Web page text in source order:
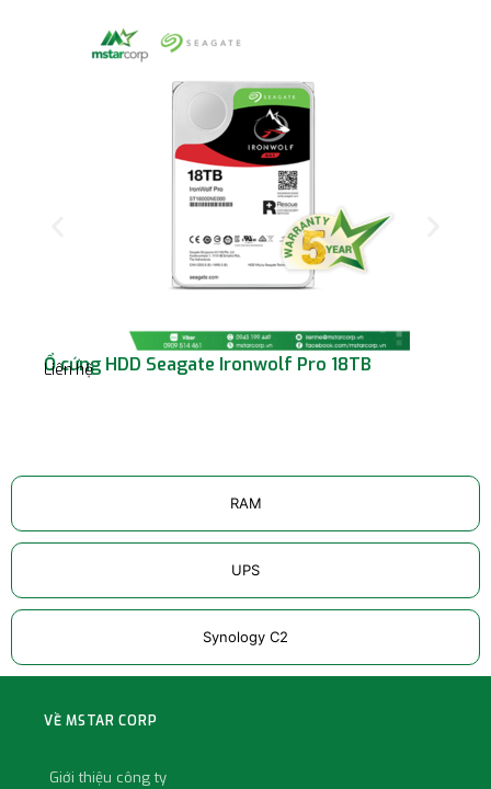
RAM
UPS
Synology C2
Ổ cứng HDD Seagate Ironwolf Pro 18TB
Liên hệ
VỀ MSTAR CORP
Giới thiệu công ty